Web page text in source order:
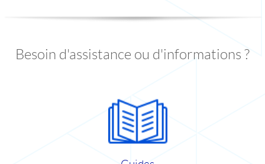
Besoin d'assistance ou d'informations ?